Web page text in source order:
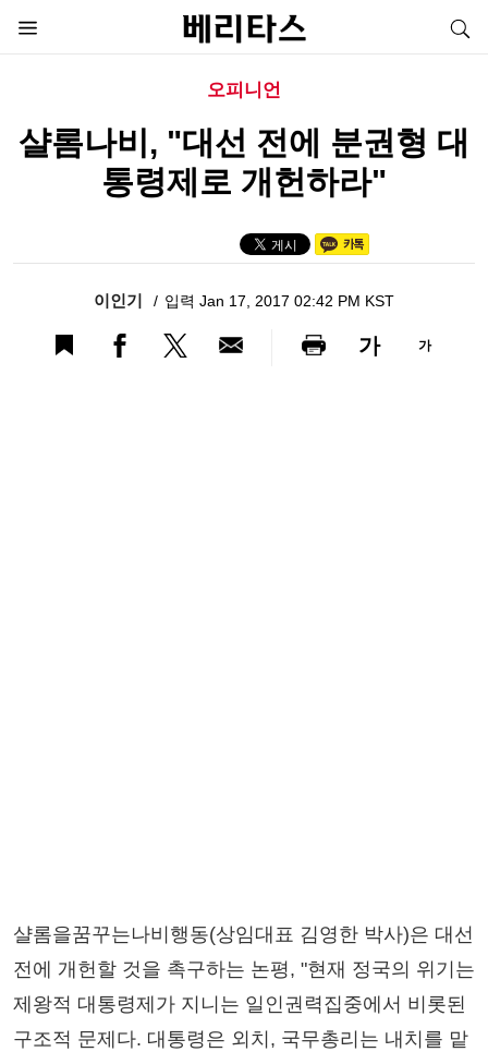
오피니언
샬롬나비, "대선 전에 분권형 대
통령제로 개헌하라"
이인기 입력 Jan 17, 2017 02:42 PM KST
가 가
샬롬을꿈꾸는나비행동(상임대표 김영한 박사)은 대선
전에 개헌할 것을 촉구하는 논평, "현재 정국의 위기는
제왕적 대통령제가 지니는 일인권력집중에서 비롯된
구조적 문제다. 대통령은 외치, 국무총리는 내치를 맡